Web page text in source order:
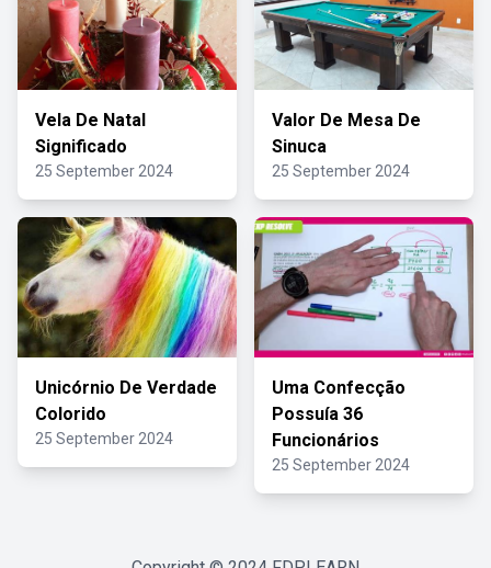
Vela De Natal
Significado
25 September 2024
Valor De Mesa De
Sinuca
25 September 2024
Unicórnio De Verdade
Colorido
25 September 2024
Uma Confecção
Possuía 36
Funcionários
25 September 2024